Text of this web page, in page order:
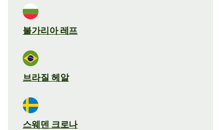
불가리아 레프
브라질 헤알
스웨덴 크로나